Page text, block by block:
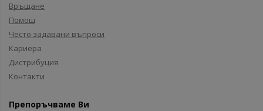
Връщане
Помощ
Често задавани въпроси
Кариера
Дистрибуция
Контакти
Препоръчваме Ви